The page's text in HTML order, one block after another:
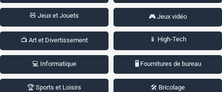
🧸 Jeux et Jouets 🎮 Jeux vidéo
📺 Art et Divertissement 📱 High-Tech
💻 Informatique 🖥️ Fournitures de bureau
🏆 Sports et Loisirs 🛠️ Bricolage